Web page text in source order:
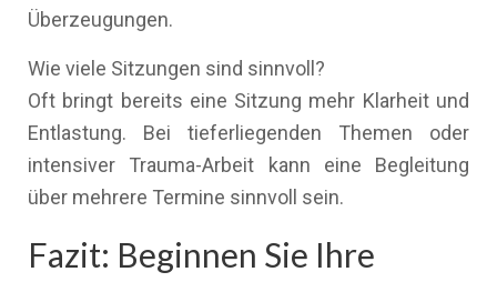
Überzeugungen.
Wie viele Sitzungen sind sinnvoll?
Oft bringt bereits eine Sitzung mehr Klarheit und
Entlastung. Bei tieferliegenden Themen oder
intensiver Trauma-Arbeit kann eine Begleitung
über mehrere Termine sinnvoll sein.
Fazit: Beginnen Sie Ihre